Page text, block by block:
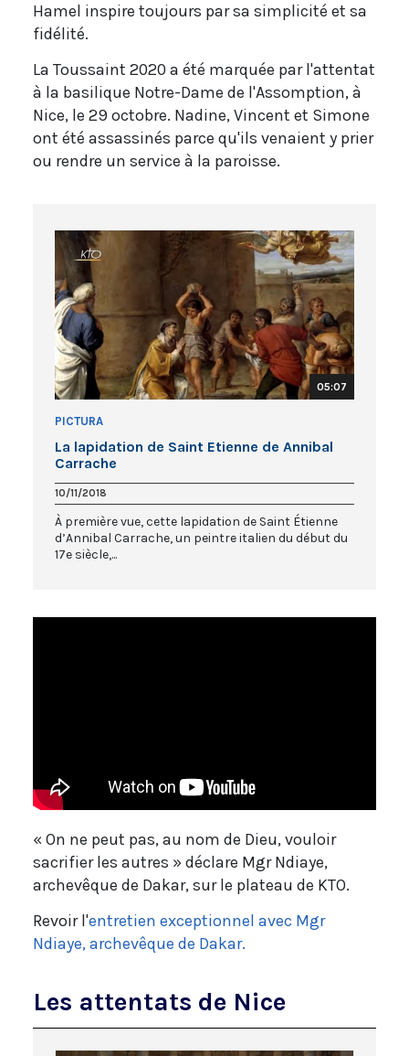
Hamel inspire toujours par sa simplicité et sa
fidélité.
La Toussaint 2020 a été marquée par l'attentat
à la basilique Notre-Dame de l'Assomption, à
Nice, le 29 octobre. Nadine, Vincent et Simone
ont été assassinés parce qu'ils venaient y prier
ou rendre un service à la paroisse.
05:07
PICTURA
La lapidation de Saint Etienne de Annibal
Carrache
10/11/2018
À première vue, cette lapidation de Saint Étienne
d’Annibal Carrache, un peintre italien du début du
17e siècle,...
« On ne peut pas, au nom de Dieu, vouloir
sacrifier les autres » déclare Mgr Ndiaye,
archevêque de Dakar, sur le plateau de KTO.
Revoir l'entretien exceptionnel avec Mgr
Ndiaye, archevêque de Dakar.
Les attentats de Nice